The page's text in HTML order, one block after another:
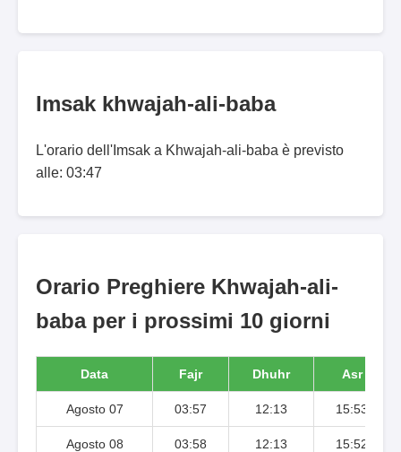
Imsak khwajah-ali-baba
L'orario dell'Imsak a Khwajah-ali-baba è previsto
alle: 03:47
Orario Preghiere Khwajah-ali-
baba per i prossimi 10 giorni
Data Fajr Dhuhr Asr
Agosto 07 03:57 12:13 15:53
Agosto 08 03:58 12:13 15:52